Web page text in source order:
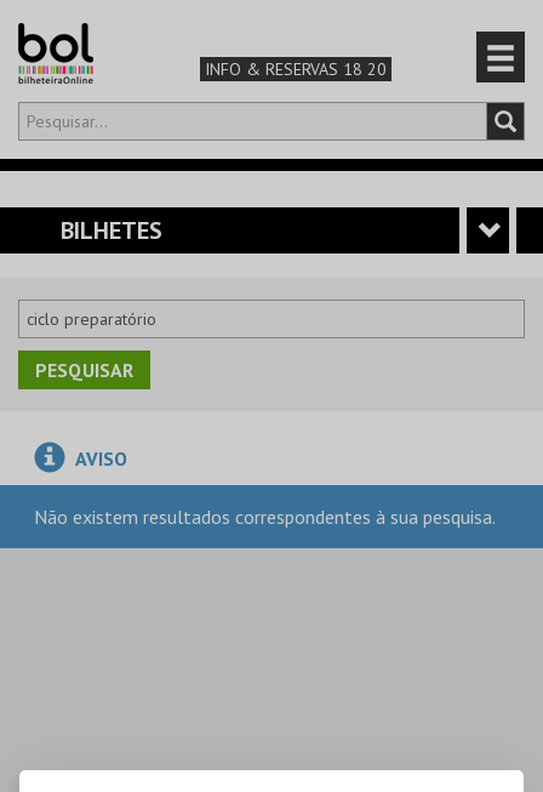
INFO & RESERVAS 18 20
Olá,iniciar sessão
CARRINHO 0
MÚSICA & FESTIVAIS
DESPORTO & AVENTURA
BILHETES
AVISO
Não existem resultados correspondentes à sua pesquisa.